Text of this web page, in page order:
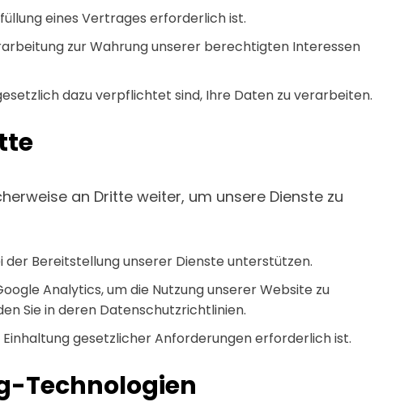
eines Vertrages erforderlich ist.
zur Wahrung unserer berechtigten Interessen
dazu verpflichtet sind, Ihre Daten zu verarbeiten.
an Dritte weiter, um unsere Dienste zu
der Bereitstellung unserer Dienste unterstützen.
Analytics, um die Nutzung unserer Website zu
Sie in deren Datenschutzrichtlinien.
Einhaltung gesetzlicher Anforderungen erforderlich ist.
Technologien